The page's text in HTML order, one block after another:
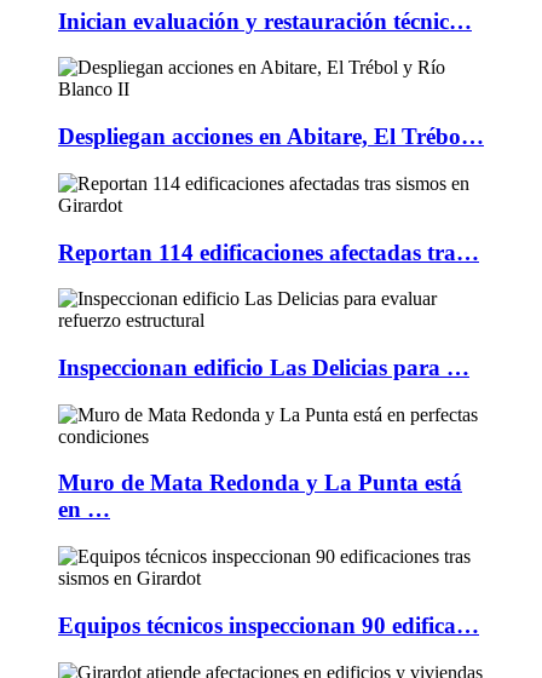
Inician evaluación y restauración técnic…
Despliegan acciones en Abitare, El Trébo…
Reportan 114 edificaciones afectadas tra…
Inspeccionan edificio Las Delicias para …
Muro de Mata Redonda y La Punta está
en …
Equipos técnicos inspeccionan 90 edifica…